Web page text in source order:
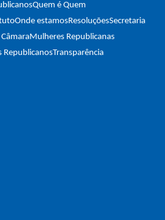
Quem é Quem
Onde estamosResoluçõesSecretaria
Mulheres Republicanas
RepublicanosTransparência